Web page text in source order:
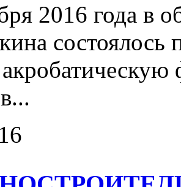
2016 года
состоялось